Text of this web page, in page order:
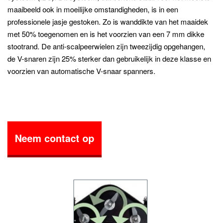
maaibeeld ook in moeilijke omstandigheden, is in een
professionele jasje gestoken. Zo is wanddikte van het maaidek
met 50% toegenomen en is het voorzien van een 7 mm dikke
stootrand. De anti-scalpeerwielen zijn tweezijdig opgehangen,
de V-snaren zijn 25% sterker dan gebruikelijk in deze klasse en
voorzien van automatische V-snaar spanners.
Neem contact op